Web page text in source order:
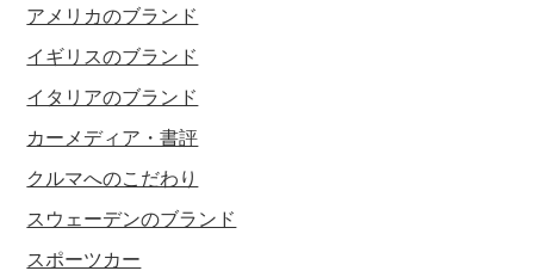
アメリカのブランド
イギリスのブランド
イタリアのブランド
カーメディア・書評
クルマへのこだわり
スウェーデンのブランド
スポーツカー